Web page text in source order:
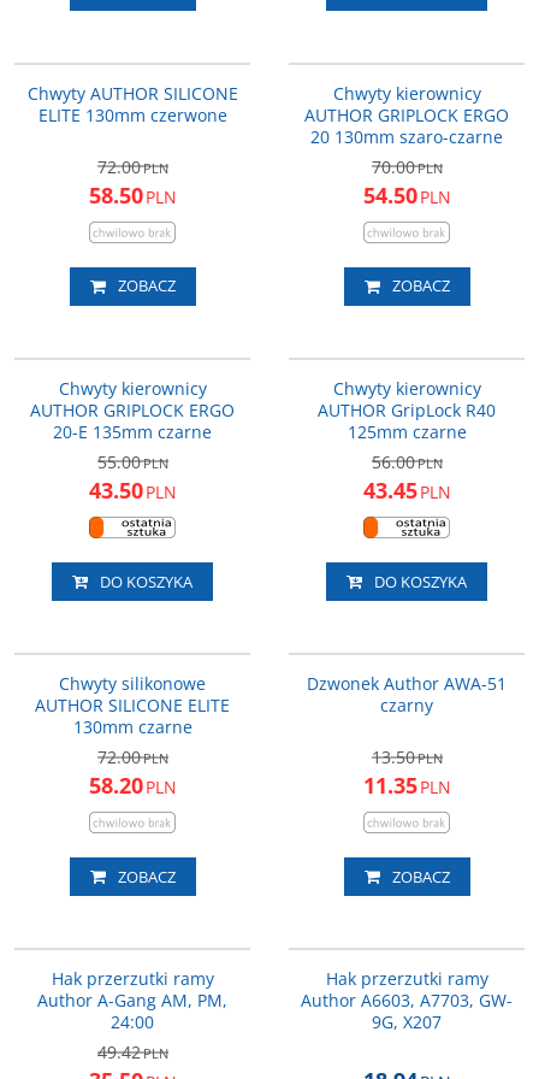
Chwyty AUTHOR SILICONE
ELITE 130mm czerwone
72.00PLN
58.50PLN
ZOBACZ
Chwyty kierownicy
AUTHOR GRIPLOCK ERGO
20 130mm szaro-czarne
70.00PLN
54.50PLN
ZOBACZ
Chwyty kierownicy
AUTHOR GRIPLOCK ERGO
20-E 135mm czarne
55.00PLN
43.50PLN
DO KOSZYKA
Chwyty kierownicy
AUTHOR GripLock R40
125mm czarne
56.00PLN
43.45PLN
DO KOSZYKA
Chwyty silikonowe
AUTHOR SILICONE ELITE
130mm czarne
72.00PLN
58.20PLN
ZOBACZ
Dzwonek Author AWA-51
czarny
13.50PLN
11.35PLN
ZOBACZ
Hak przerzutki ramy
Author A-Gang AM, PM,
24:00
49.42PLN
Hak przerzutki ramy
Author A6603, A7703, GW-
9G, X207